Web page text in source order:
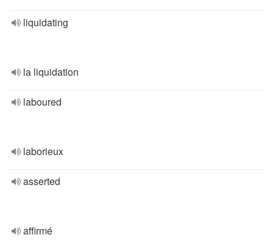
liquidating
la liquidation
laboured
laborieux
asserted
affirmé